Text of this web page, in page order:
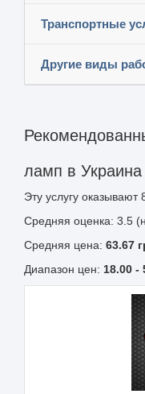
Транспортные
Другие виды
ламп в Украина
Эту услугу оказывают
Средняя оценка: 3.5
Средняя цена: 63.67
Диапазон цен: 18.00 -